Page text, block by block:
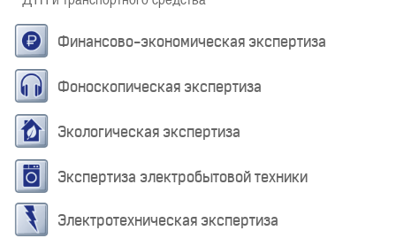
Финансово-экономическая экспертиза
Фоноскопическая экспертиза
Экологическая экспертиза
Экспертиза электробытовой техники
Электротехническая экспертиза